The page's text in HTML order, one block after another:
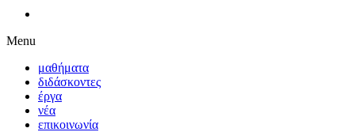
Menu
μαθήματα
διδάσκοντες
έργα
νέα
επικοινωνία